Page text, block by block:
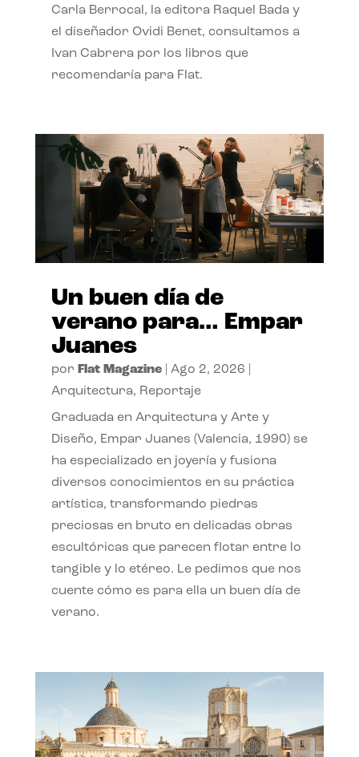
Carla Berrocal, la editora Raquel Bada y
el diseñador Ovidi Benet, consultamos a
Ivan Cabrera por los libros que
recomendaría para Flat.
Un buen día de
verano para… Empar
Juanes
por Flat Magazine| Ago 2, 2026
Arquitectura, Reportaje
Graduada en Arquitectura y Arte y
Diseño, Empar Juanes (Valencia, 1990) se
ha especializado en joyería y fusiona
diversos conocimientos en su práctica
artística, transformando piedras
preciosas en bruto en delicadas obras
escultóricas que parecen flotar entre lo
tangible y lo etéreo. Le pedimos que nos
cuente cómo es para ella un buen día de
verano.